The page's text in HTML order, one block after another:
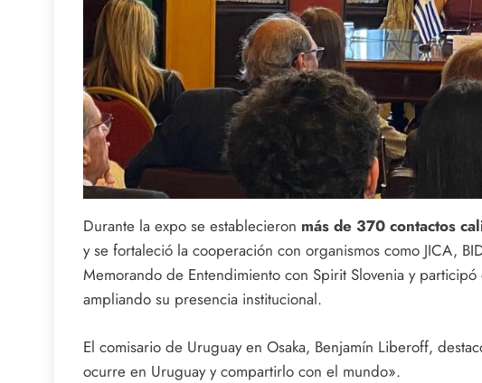
Durante la expo se establecieron más de 370 contactos
y se fortaleció la cooperación con organismos como JICA,
Memorando de Entendimiento con Spirit Slovenia y
ampliando su presencia institucional.
El comisario de Uruguay en Osaka, Benjamín Liberoff,
ocurre en Uruguay y compartirlo con el mundo».